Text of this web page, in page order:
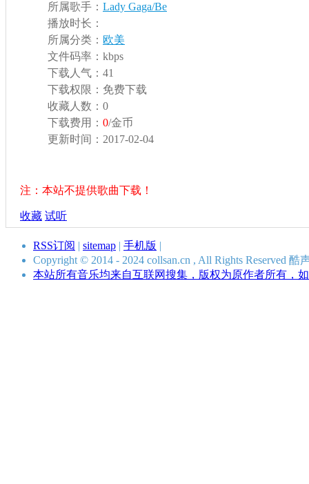
所属歌手： Lady Gaga/Be
播放时长：
所属分类： 欧美
文件码率： kbps
下载人气： 41
下载权限： 免费下载
收藏人数： 0
下载费用： 0/金币
更新时间： 2017-02-04
注：本站不提供歌曲下载！
收藏 试听
RSS订阅 | sitemap | 手机版 |
Copyright © 2014 - 2024 collsan.cn , All Rights Reserved
本站所有音乐均来自互联网搜集，版权为原作者所有，